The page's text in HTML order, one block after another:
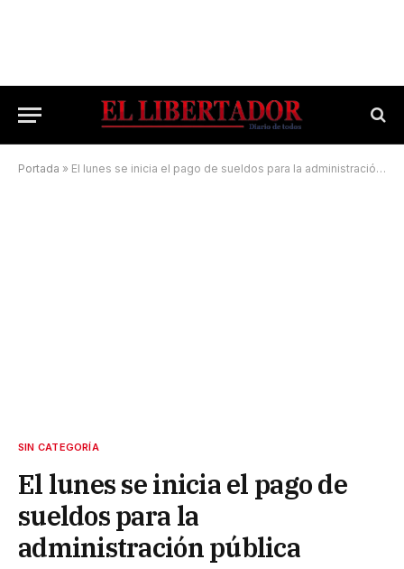
Portada » El lunes se inicia el pago de sueldos para la administración pública
SIN CATEGORÍA
El lunes se inicia el pago de
sueldos para la
administración pública